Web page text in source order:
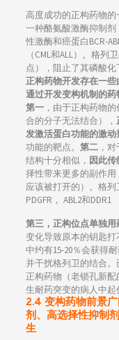
高度成功的正构药物的
一种酪氨酸激酶抑制剂
性激酶和癌蛋白BCR-
（CML和ALL）。格列
点），阻止了其磷酸化
正构药物开发存在一
通过开发变构机制的药
第一，由于正构药物
合的分子无法结合），
发激活蛋白功能的激动
功能的靶点。 第二，对
结构十分相似， 因此
择性带来更多的副作
应该被打开的）。格列
PDGFR， ABL2和DDR1
第三，正构位点单独
变化导致原本的钥匙
中约有15-20％会获得
并干扰格列卫的结合。
正构药物（老锁孔新
生耐药突变的病人中起
2.4 变构药物前景
剂、高选择性抑制
生